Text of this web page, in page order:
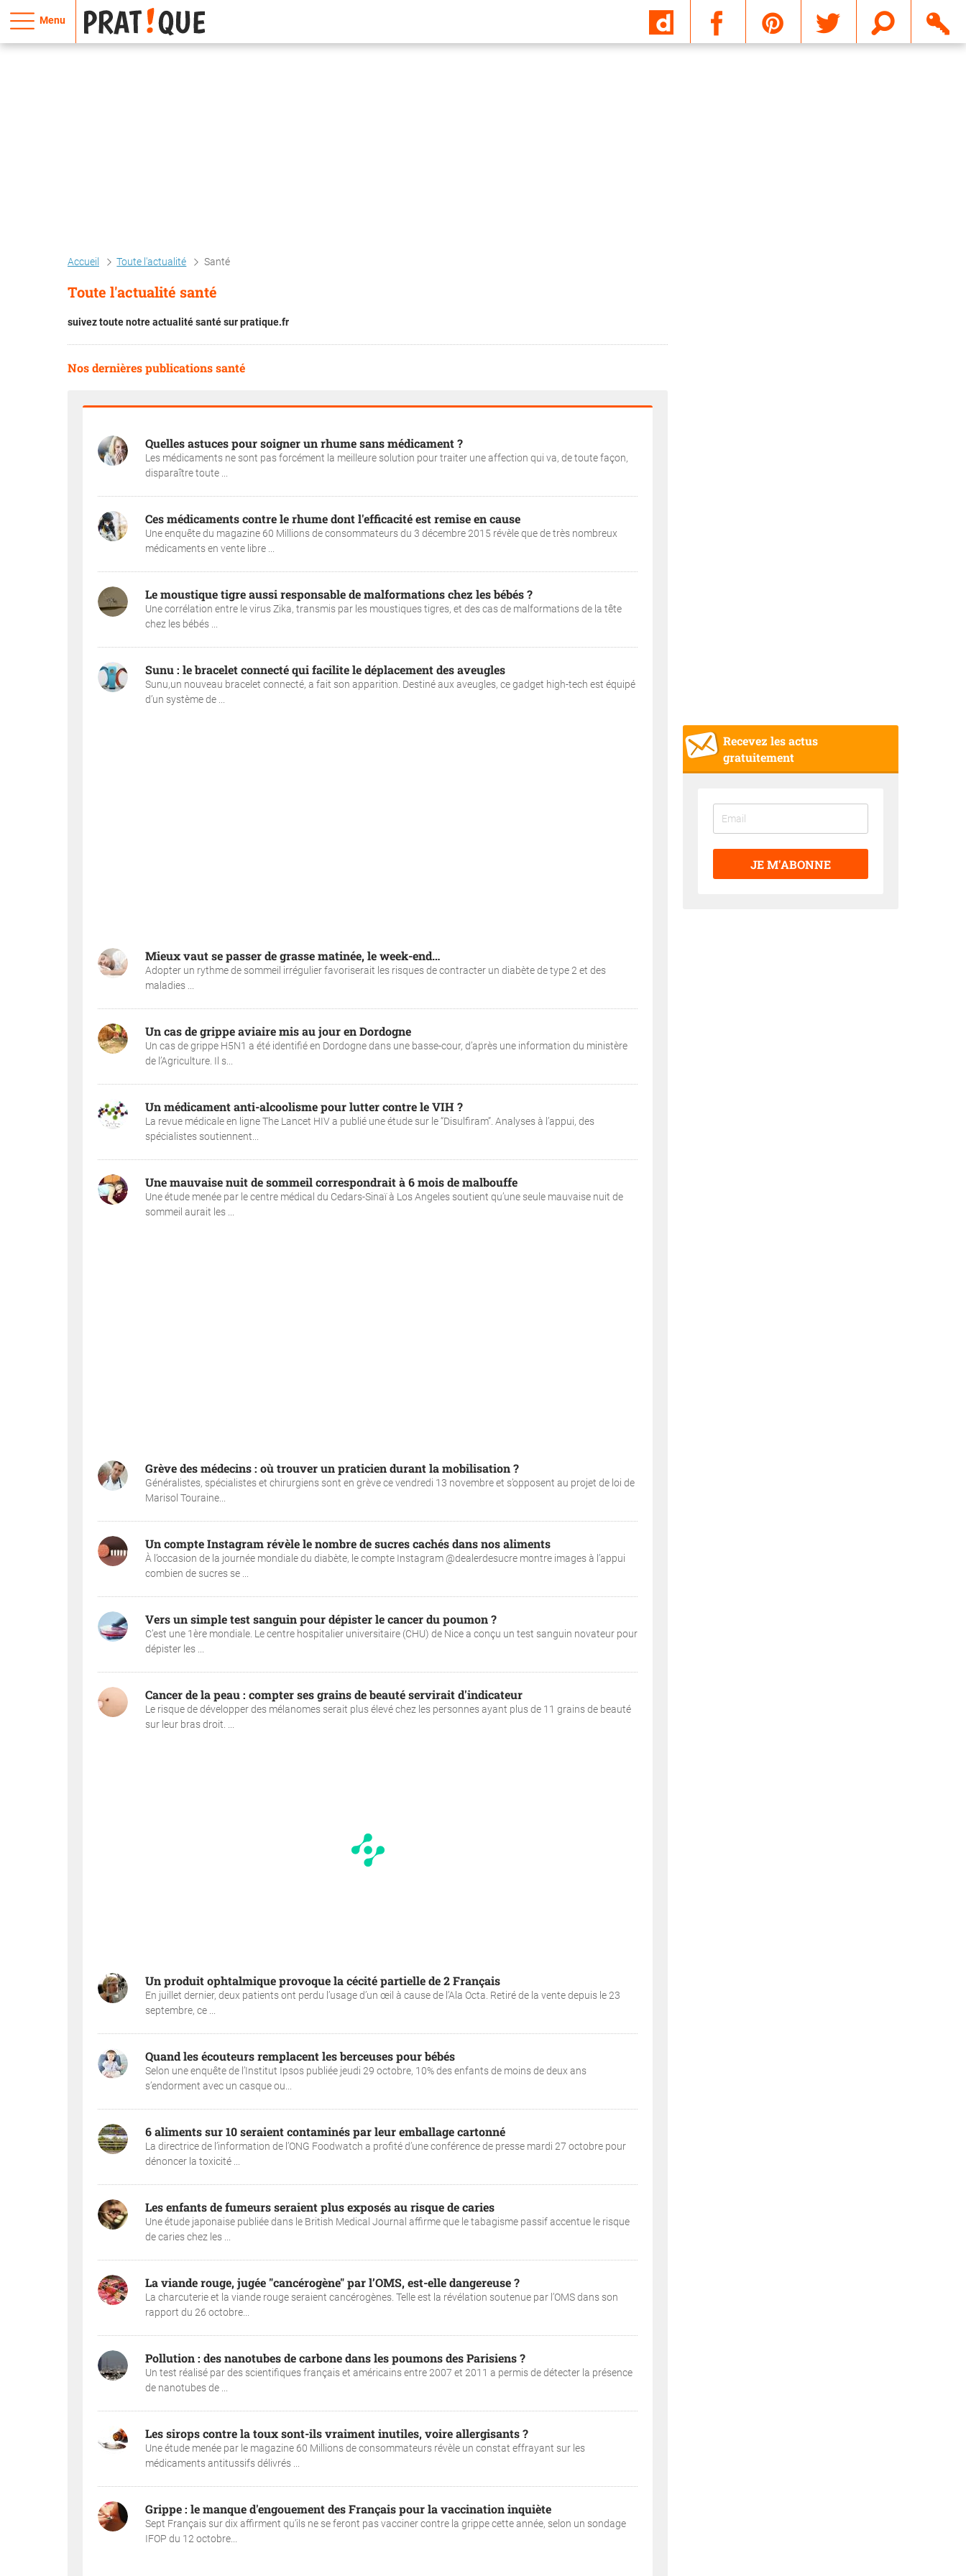
Menu
Accueil Toute l'actualité Santé
Toute l'actualité santé
suivez toute notre actualité santé sur pratique.fr
Nos dernières publications santé
Quelles astuces pour soigner un rhume sans médicament ?
Les médicaments ne sont pas forcément la meilleure solution pour traiter une affection qui va, de toute façon,
disparaître toute ...
Ces médicaments contre le rhume dont l'efficacité est remise en cause
Une enquête du magazine 60 Millions de consommateurs du 3 décembre 2015 révèle que de très nombreux
médicaments en vente libre ...
Le moustique tigre aussi responsable de malformations chez les bébés ?
Une corrélation entre le virus Zika, transmis par les moustiques tigres, et des cas de malformations de la tête
chez les bébés ...
Sunu : le bracelet connecté qui facilite le déplacement des aveugles
Sunu,un nouveau bracelet connecté, a fait son apparition. Destiné aux aveugles, ce gadget high-tech est équipé
d’un système de ...
Mieux vaut se passer de grasse matinée, le week-end…
Adopter un rythme de sommeil irrégulier favoriserait les risques de contracter un diabète de type 2 et des
maladies ...
Un cas de grippe aviaire mis au jour en Dordogne
Un cas de grippe H5N1 a été identifié en Dordogne dans une basse-cour, d’après une information du ministère
de l’Agriculture. Il s...
Un médicament anti-alcoolisme pour lutter contre le VIH ?
La revue médicale en ligne The Lancet HIV a publié une étude sur le “Disulfiram”. Analyses à l’appui, des
spécialistes soutiennent...
Une mauvaise nuit de sommeil correspondrait à 6 mois de malbouffe
Une étude menée par le centre médical du Cedars-Sinaï à Los Angeles soutient qu’une seule mauvaise nuit de
sommeil aurait les ...
Grève des médecins : où trouver un praticien durant la mobilisation ?
Généralistes, spécialistes et chirurgiens sont en grève ce vendredi 13 novembre et s’opposent au projet de loi de
Marisol Touraine...
Un compte Instagram révèle le nombre de sucres cachés dans nos aliments
À l’occasion de la journée mondiale du diabète, le compte Instagram @dealerdesucre montre images à l’appui
combien de sucres se ...
Vers un simple test sanguin pour dépister le cancer du poumon ?
C’est une 1ère mondiale. Le centre hospitalier universitaire (CHU) de Nice a conçu un test sanguin novateur pour
dépister les ...
Cancer de la peau : compter ses grains de beauté servirait d'indicateur
Le risque de développer des mélanomes serait plus élevé chez les personnes ayant plus de 11 grains de beauté
sur leur bras droit. ...
Un produit ophtalmique provoque la cécité partielle de 2 Français
En juillet dernier, deux patients ont perdu l’usage d’un œil à cause de l’Ala Octa. Retiré de la vente depuis le 23
septembre, ce ...
Quand les écouteurs remplacent les berceuses pour bébés
Selon une enquête de l’Institut Ipsos publiée jeudi 29 octobre, 10% des enfants de moins de deux ans
s’endorment avec un casque ou...
6 aliments sur 10 seraient contaminés par leur emballage cartonné
La directrice de l’information de l’ONG Foodwatch a profité d’une conférence de presse mardi 27 octobre pour
dénoncer la toxicité ...
Les enfants de fumeurs seraient plus exposés au risque de caries
Une étude japonaise publiée dans le British Medical Journal affirme que le tabagisme passif accentue le risque
de caries chez les ...
La viande rouge, jugée "cancérogène" par l’OMS, est-elle dangereuse ?
La charcuterie et la viande rouge seraient cancérogènes. Telle est la révélation soutenue par l’OMS dans son
rapport du 26 octobre...
Pollution : des nanotubes de carbone dans les poumons des Parisiens ?
Un test réalisé par des scientifiques français et américains entre 2007 et 2011 a permis de détecter la présence
de nanotubes de ...
Les sirops contre la toux sont-ils vraiment inutiles, voire allergisants ?
Une étude menée par le magazine 60 Millions de consommateurs révèle un constat effrayant sur les
médicaments antitussifs délivrés ...
Grippe : le manque d'engouement des Français pour la vaccination inquiète
Sept Français sur dix affirment qu’ils ne se feront pas vacciner contre la grippe cette année, selon un sondage
IFOP du 12 octobre...
Recevez les actus
gratuitement
JE M'ABONNE